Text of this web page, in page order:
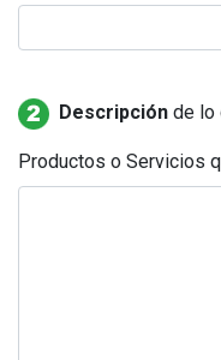
Descripción de lo
Productos o Servicios